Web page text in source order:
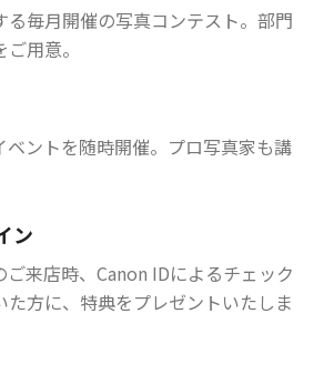
る毎月開催の写真コンテスト。部門
用意。
ベントを随時開催。プロ写真家も講
ン
ご来店時、Canon IDによるチェック
た方に、特典をプレゼントいたしま